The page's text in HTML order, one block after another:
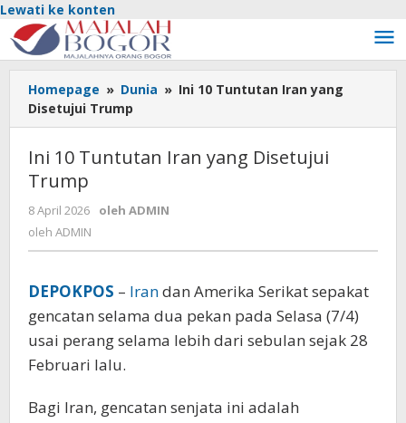
Lewati ke konten
Homepage » Dunia » Ini 10 Tuntutan Iran yang
Disetujui Trump
Ini 10 Tuntutan Iran yang Disetujui
Trump
8 April 2026 oleh ADMIN
oleh ADMIN
DEPOKPOS – Irandan Amerika Serikat sepakat
gencatan selama dua pekan pada Selasa (7/4)
usai perang selama lebih dari sebulan sejak 28
Februari lalu.
Bagi Iran, gencatan senjata ini adalah